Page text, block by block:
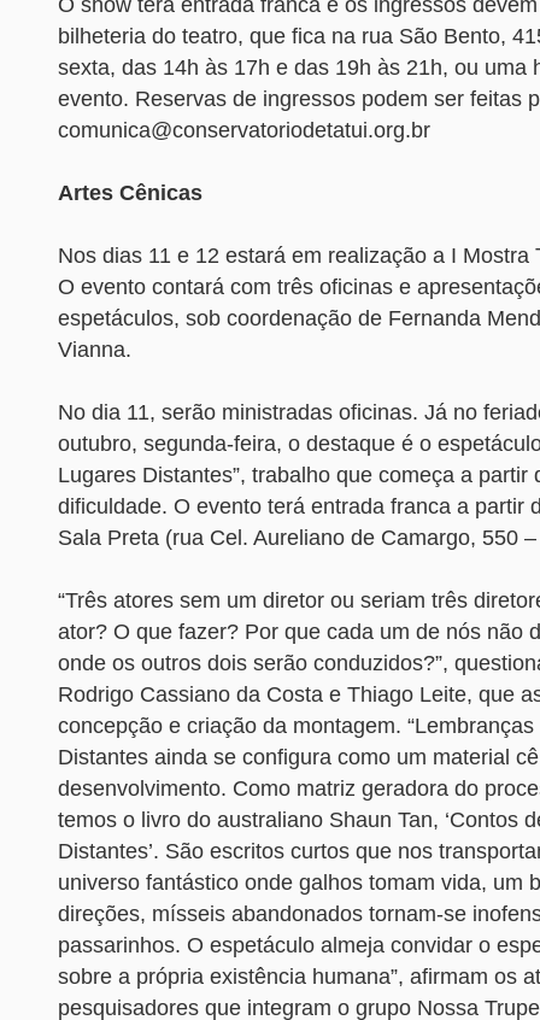
O show terá entrada franca e os ingressos
bilheteria do teatro, que fica na rua São Bento,
sexta, das 14h às 17h e das 19h às 21h, ou uma
evento. Reservas de ingressos podem ser feitas
comunica@conservatoriodetatui.org.br
Artes Cênicas
Nos dias 11 e 12 estará em realização a I Mostra
O evento contará com três oficinas e
espetáculos, sob coordenação de Fernanda
Vianna.
No dia 11, serão ministradas oficinas. Já no
outubro, segunda-feira, o destaque é o
Lugares Distantes”, trabalho que começa a partir
dificuldade. O evento terá entrada franca a partir
Sala Preta (rua Cel. Aureliano de Camargo, 550
“Três atores sem um diretor ou seriam três
ator? O que fazer? Por que cada um de nós não
onde os outros dois serão conduzidos?”,
Rodrigo Cassiano da Costa e Thiago Leite, que
concepção e criação da montagem.
Distantes ainda se configura como um material
desenvolvimento. Como matriz geradora do
temos o livro do australiano Shaun Tan, ‘Contos
Distantes’. São escritos curtos que nos
universo fantástico onde galhos tomam vida, um
direções, mísseis abandonados tornam-se
passarinhos. O espetáculo almeja convidar o
sobre a própria existência humana”, afirmam os
pesquisadores que integram o grupo Nossa